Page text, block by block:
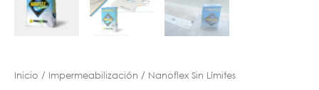
Inicio / Impermeabilización / Nanoflex Sin Límites